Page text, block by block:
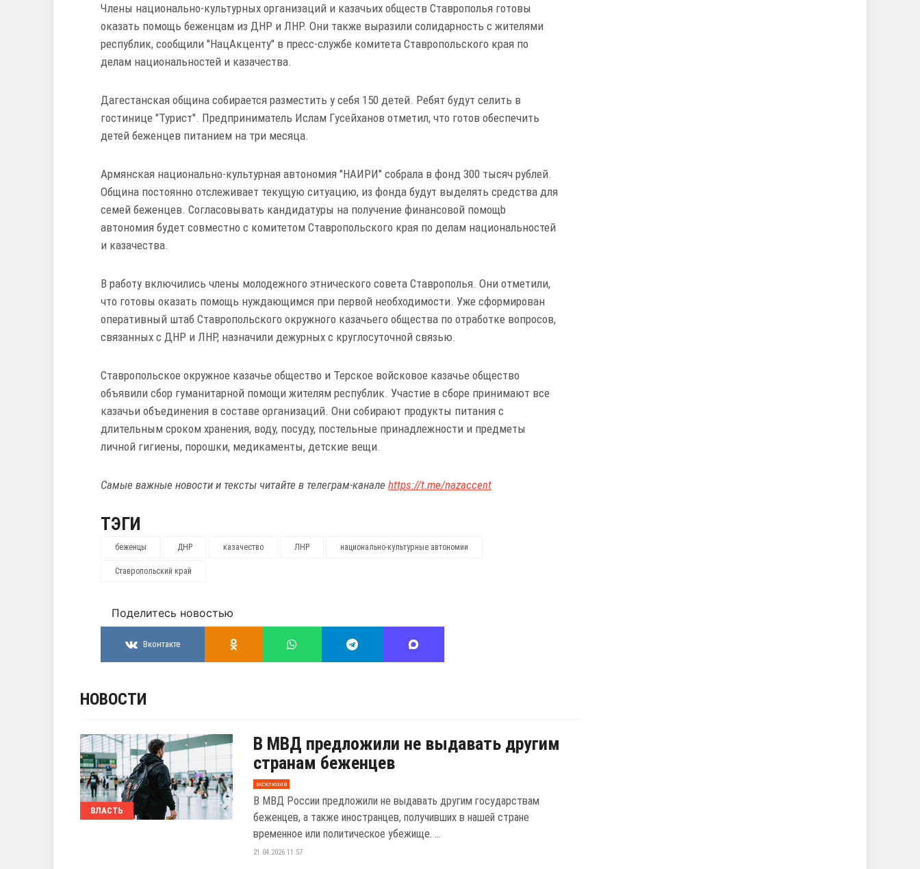
Члены национально-культурных организаций и казачьих обществ Ставрополья готовы
оказать помощь беженцам из ДНР и ЛНР. Они также выразили солидарность с жителями
республик, сообщили "НацАкценту" в пресс-службе комитета Ставропольского края по
делам национальностей и казачества.
Дагестанская община собирается разместить у себя 150 детей. Ребят будут селить в
гостинице "Турист". Предприниматель Ислам Гусейханов отметил, что готов обеспечить
детей беженцев питанием на три месяца.
Армянская национально-культурная автономия "НАИРИ" собрала в фонд 300 тысяч рублей.
Община постоянно отслеживает текущую ситуацию, из фонда будут выделять средства для
семей беженцев. Согласовывать кандидатуры на получение финансовой помощb
автономия будет совместно с комитетом Ставропольского края по делам национальностей
и казачества.
В работу включились члены молодежного этнического совета Ставрополья. Они отметили,
что готовы оказать помощь нуждающимся при первой необходимости. Уже сформирован
оперативный штаб Ставропольского окружного казачьего общества по отработке вопросов,
связанных с ДНР и ЛНР, назначили дежурных с круглосуточной связью.
Ставропольское окружное казачье общество и Терское войсковое казачье общество
объявили сбор гуманитарной помощи жителям республик. Участие в сборе принимают все
казачьи объединения в составе организаций. Они собирают продукты питания с
длительным сроком хранения, воду, посуду, постельные принадлежности и предметы
личной гигиены, порошки, медикаменты, детские вещи.
Самые важные новости и тексты читайте в телеграм-канале https://t.me/nazaccent
ТЭГИ
беженцы ДНР казачество ЛНР национально-культурные автономии
Ставропольский край
Поделитесь новостью
Вконтакте
НОВОСТИ
ВЛАСТЬ
В МВД предложили не выдавать другим
странам беженцев
эксклюзив
В МВД России предложили не выдавать другим государствам
беженцев, а также иностранцев, получивших в нашей стране
временное или политическое убежище. ...
21.04.2026 11:57